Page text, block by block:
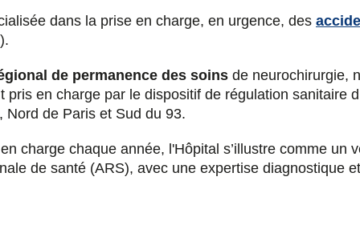
dans la prise en charge, en urgence, des
de permanence des soins de neurochirurgie,
en charge par le dispositif de régulation sanitaire
Nord de Paris et Sud du 93.
charge chaque année, l'Hôpital s’illustre comme un
de santé (ARS), avec une expertise diagnostique